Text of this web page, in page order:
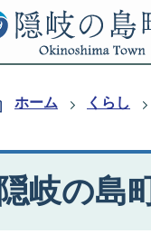
ホーム くらし
隠岐の島